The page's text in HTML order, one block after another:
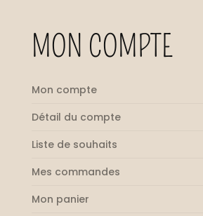
MON COMPTE
Mon compte
Détail du compte
Liste de souhaits
Mes commandes
Mon panier